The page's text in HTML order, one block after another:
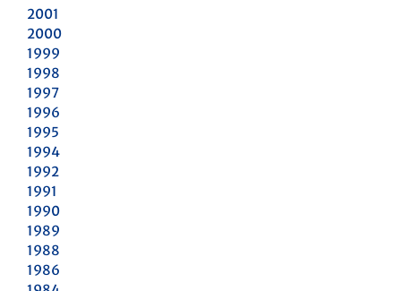
2001
2000
1999
1998
1997
1996
1995
1994
1992
1991
1990
1989
1988
1986